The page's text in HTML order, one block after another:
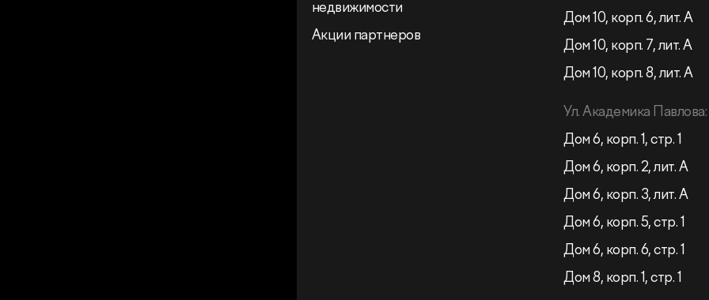
недвижимости
Акции партнеров
Дом 10, корп. 6, лит. А
Дом 10, корп. 7, лит. А
Дом 10, корп. 8, лит. А
Ул. Академика Павлова:
Дом 6, корп. 1, стр. 1
Дом 6, корп. 2, лит. А
Дом 6, корп. 3, лит. А
Дом 6, корп. 5, стр. 1
Дом 6, корп. 6, стр. 1
Дом 8, корп. 1, стр. 1